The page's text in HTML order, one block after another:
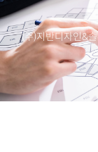
(주)지반디자인&